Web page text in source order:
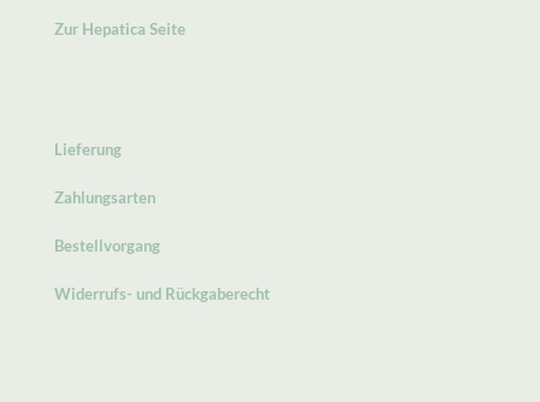
Zur Hepatica Seite
Lieferung
Zahlungsarten
Bestellvorgang
Widerrufs- und Rückgaberecht